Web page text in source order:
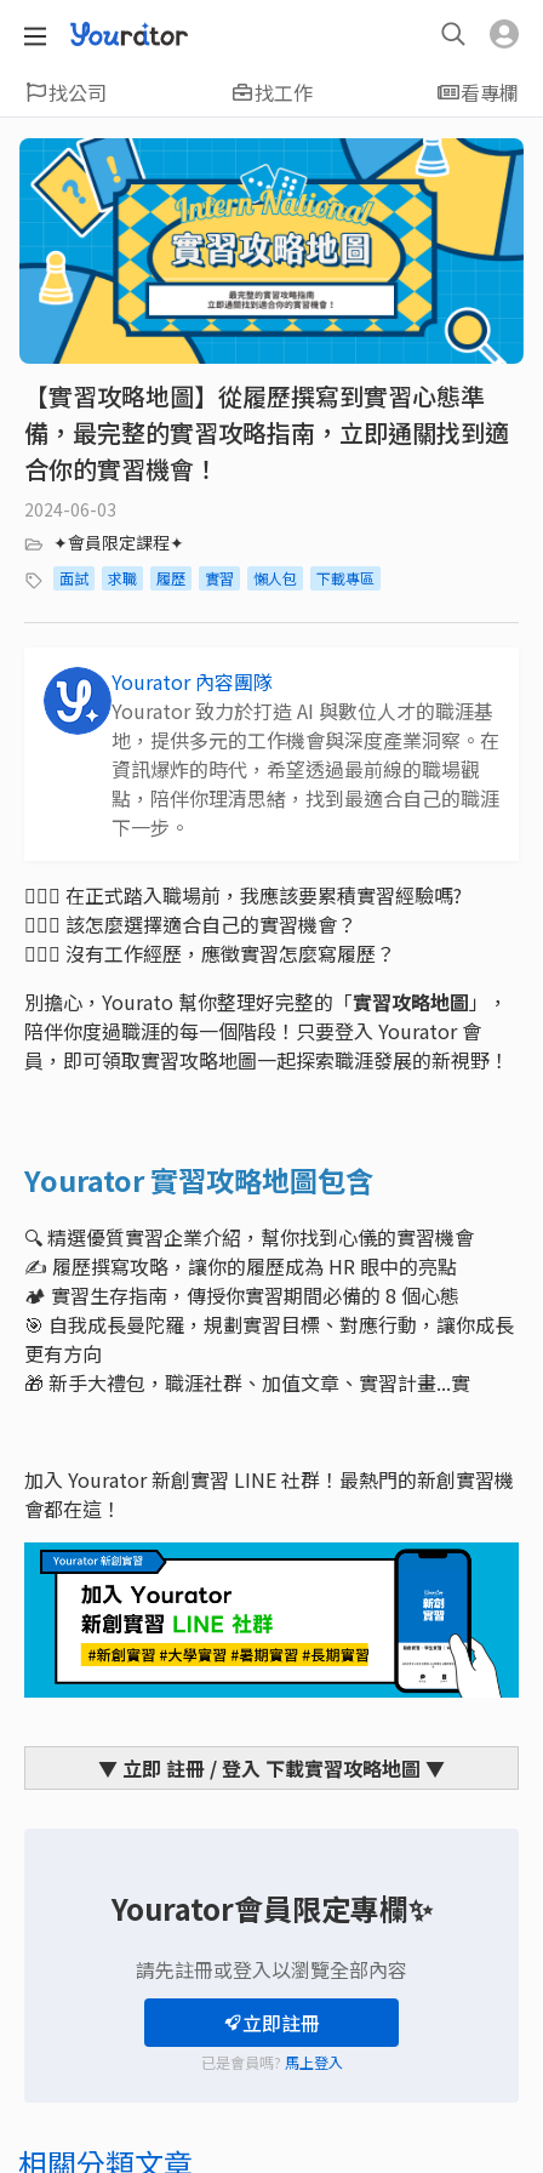
找公司 找工作 看專欄
【實習攻略地圖】從履歷撰寫到實習心態準
備，最完整的實習攻略指南，立即通關找到適
合你的實習機會！
2024-06-03
✦會員限定課程✦
面試 求職 履歷 實習 懶人包 下載專區
Yourator 內容團隊
Yourator 致力於打造 AI 與數位人才的職涯基
地，提供多元的工作機會與深度產業洞察。在
資訊爆炸的時代，希望透過最前線的職場觀
點，陪伴你理清思緒，找到最適合自己的職涯
下一步。
🙋🏻‍♀️ 在正式踏入職場前，我應該要累積實習經驗嗎?
🙋🏻‍♀️ 該怎麼選擇適合自己的實習機會？
🙋🏻‍♀️ 沒有工作經歷，應徵實習怎麼寫履歷？
別擔心，Yourato 幫你整理好完整的「實習攻略地圖 」，
陪伴你度過職涯的每一個階段！只要登入 Yourator 會
員，即可領取實習攻略地圖一起探索職涯發展的新視野！
Yourator 實習攻略地圖包含
🔍 精選優質實習企業介紹，幫你找到心儀的實習機會
✍️ 履歷撰寫攻略，讓你的履歷成為 HR 眼中的亮點
🏕️ 實習生存指南，傳授你實習期間必備的 8 個心態
🎯 自我成長曼陀羅，規劃實習目標、對應行動，讓你成長
更有方向
🎁 新手大禮包，職涯社群、加值文章、實習計畫...實
加入 Yourator 新創實習 LINE 社群！最熱門的新創實習機
會都在這！
▼ 立即 註冊 / 登入 下載實習攻略地圖 ▼
Yourator會員限定專欄✨
請先註冊或登入以瀏覽全部內容
立即註冊
已是會員嗎? 馬上登入
相關分類文章